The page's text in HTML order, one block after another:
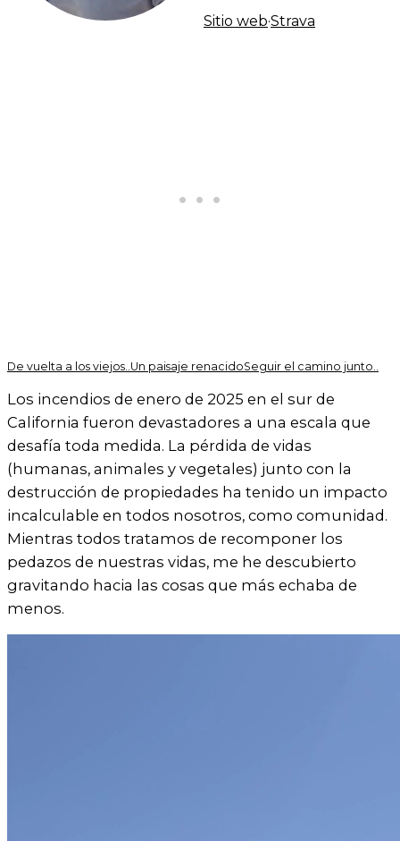
Sitio web·Strava
De vuelta a los viejos..Un paisaje renacidoSeguir el camino junto..
Los incendios de enero de 2025 en el sur de
California fueron devastadores a una escala que
desafía toda medida. La pérdida de vidas
(humanas, animales y vegetales) junto con la
destrucción de propiedades ha tenido un impacto
incalculable en todos nosotros, como comunidad.
Mientras todos tratamos de recomponer los
pedazos de nuestras vidas, me he descubierto
gravitando hacia las cosas que más echaba de
menos.